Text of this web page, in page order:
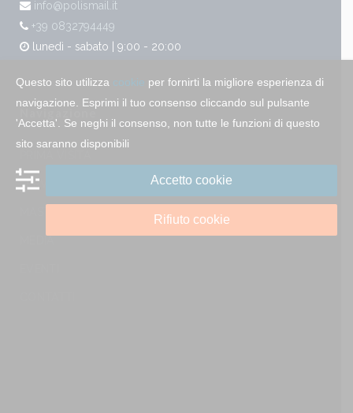
info@polismail.it
+39 0832794449
lunedì - sabato | 9:00 - 20:00
Navigazione
SERVIZI
Questo sito utilizza cookie per fornirti la migliore esperienza di
navigazione. Esprimi il tuo consenso cliccando sul pulsante
'Accetta'. Se neghi il consenso, non tutte le funzioni di questo
sito saranno disponibili
Accetto cookie
Rifiuto cookie